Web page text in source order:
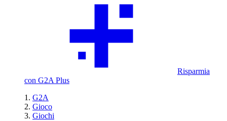
Risparmia
con G2A Plus
G2A
Gioco
Giochi